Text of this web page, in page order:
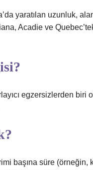
yaratılan uzunluk,
Acadie ve
egzersizlerden
başına süre (örneğin,